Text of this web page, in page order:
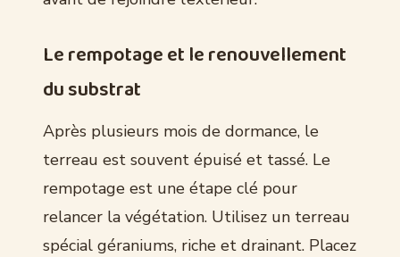
Le rempotage et le renouvellement
du substrat
Après plusieurs mois de dormance, le
terreau est souvent épuisé et tassé. Le
rempotage est une étape clé pour
relancer la végétation. Utilisez un terreau
spécial géraniums, riche et drainant. Placez